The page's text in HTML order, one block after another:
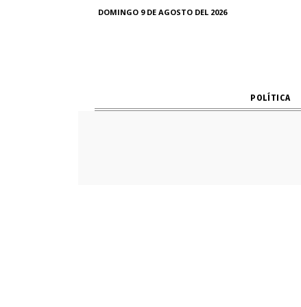
DOMINGO 9 DE AGOSTO DEL 2026
POLÍTICA